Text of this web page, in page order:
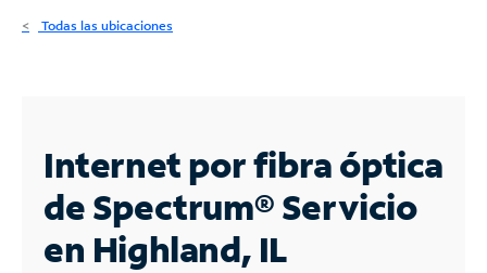
Business
Contáctanos
Todas las ubicaciones
Internet por fibra óptica
de Spectrum®Servicio
en Highland, IL